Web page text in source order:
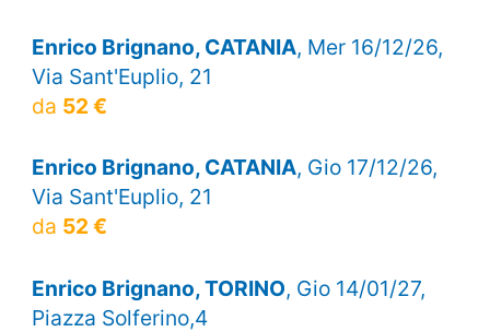
Enrico Brignano, CATANIA, Mer 16/12/26,
Via Sant'Euplio, 21
da 52 €
Enrico Brignano, CATANIA, Gio 17/12/26,
Via Sant'Euplio, 21
da 52 €
Enrico Brignano, TORINO, Gio 14/01/27,
Piazza Solferino,4